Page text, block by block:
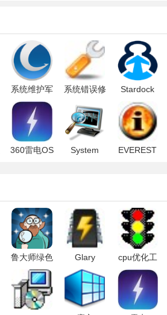
系统维护军
刀(Glary
Utilities Pro)
系统错误修
Stardock
Start8 for
Win10专用
版(Start10
开始菜单)
360雷电OS
System
EVEREST
鲁大师绿色
版
Glary
Utilities一键
优化
cpu优化工
具